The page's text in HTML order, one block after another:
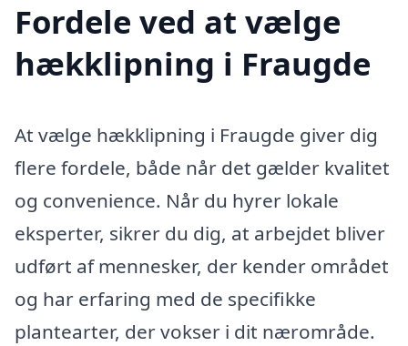
Fordele ved at vælge
hækklipning i Fraugde
At vælge hækklipning i Fraugde giver dig
flere fordele, både når det gælder kvalitet
og convenience. Når du hyrer lokale
eksperter, sikrer du dig, at arbejdet bliver
udført af mennesker, der kender området
og har erfaring med de specifikke
plantearter, der vokser i dit nærområde.